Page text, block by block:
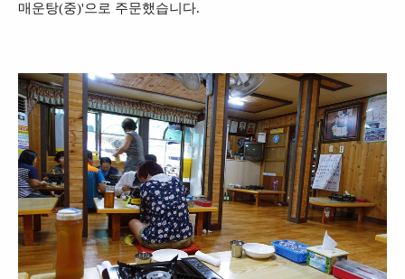
매운탕(중)'으로 주문했습니다.